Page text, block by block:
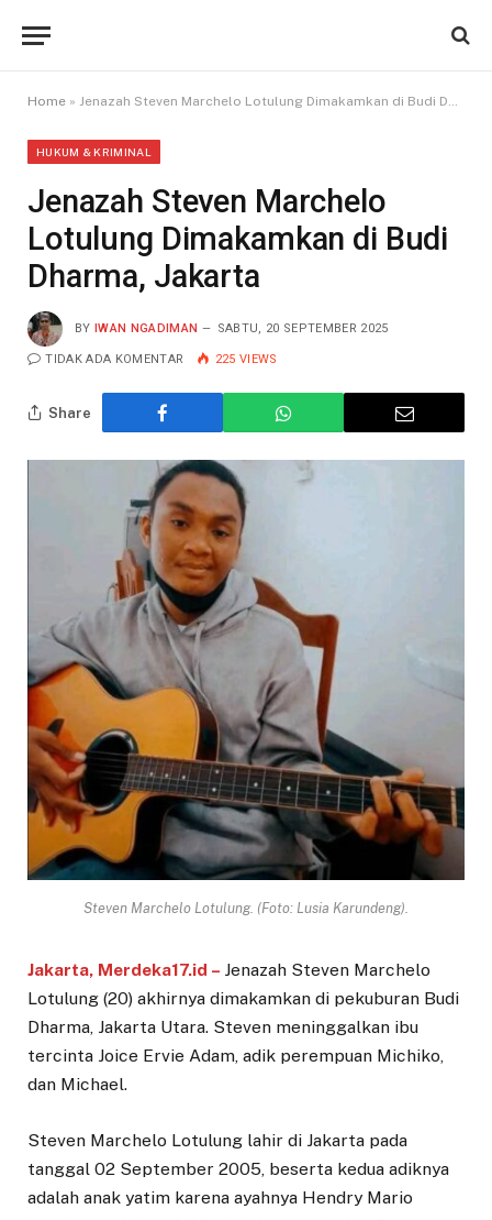
Home » Jenazah Steven Marchelo Lotulung Dimakamkan di Budi Dharma, Jakarta
HUKUM & KRIMINAL
Jenazah Steven Marchelo
Lotulung Dimakamkan di Budi
Dharma, Jakarta
BY IWAN NGADIMAN SABTU, 20 SEPTEMBER 2025
TIDAK ADA KOMENTAR 225 VIEWS
Share
Steven Marchelo Lotulung. (Foto: Lusia Karundeng).
Jakarta, Merdeka17.id – Jenazah Steven Marchelo
Lotulung (20) akhirnya dimakamkan di pekuburan Budi
Dharma, Jakarta Utara. Steven meninggalkan ibu
tercinta Joice Ervie Adam, adik perempuan Michiko,
dan Michael.
Steven Marchelo Lotulung lahir di Jakarta pada
tanggal 02 September 2005, beserta kedua adiknya
adalah anak yatim karena ayahnya Hendry Mario